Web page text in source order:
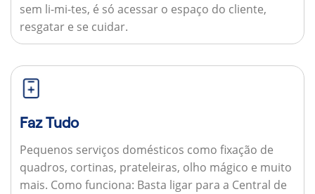
sem li-mi-tes, é só acessar o espaço do cliente,
resgatar e se cuidar.
Faz Tudo
Pequenos serviços domésticos como fixação de
quadros, cortinas, prateleiras, olho mágico e muito
mais. Como funciona: Basta ligar para a Central de